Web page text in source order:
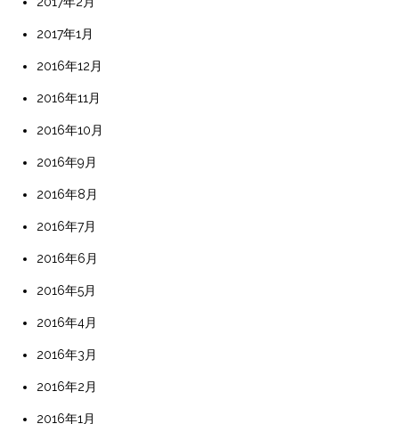
2017年1月
2016年12月
2016年11月
2016年10月
2016年9月
2016年8月
2016年7月
2016年6月
2016年5月
2016年4月
2016年3月
2016年2月
2016年1月